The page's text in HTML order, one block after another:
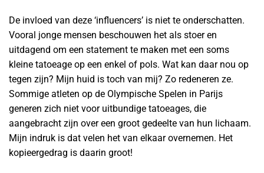
De invloed van deze ‘influencers’ is niet te onderschatten.
Vooral jonge mensen beschouwen het als stoer en
uitdagend om een statement te maken met een soms
kleine tatoeage op een enkel of pols. Wat kan daar nou op
tegen zijn? Mijn huid is toch van mij? Zo redeneren ze.
Sommige atleten op de Olympische Spelen in Parijs
generen zich niet voor uitbundige tatoeages, die
aangebracht zijn over een groot gedeelte van hun lichaam.
Mijn indruk is dat velen het van elkaar overnemen. Het
kopieergedrag is daarin groot!